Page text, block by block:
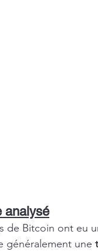
analysé
de Bitcoin ont eu
généralement une